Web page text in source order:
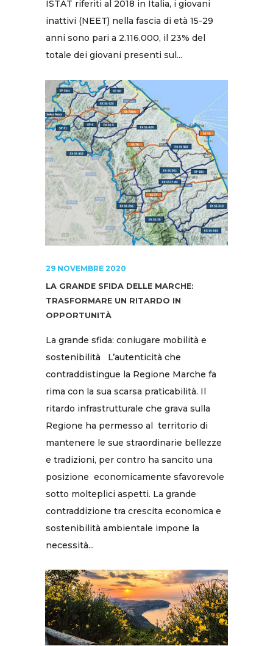
ISTAT riferiti al 2018 in Italia, i giovani
inattivi (NEET) nella fascia di età 15-29
anni sono pari a 2.116.000, il 23% del
totale dei giovani presenti sul...
29 NOVEMBRE 2020
LA GRANDE SFIDA DELLE MARCHE:
TRASFORMARE UN RITARDO IN
OPPORTUNITÀ
La grande sfida: coniugare mobilità e
sostenibilità L’autenticità che
contraddistingue la Regione Marche fa
rima con la sua scarsa praticabilità. Il
ritardo infrastrutturale che grava sulla
Regione ha permesso al territorio di
mantenere le sue straordinarie bellezze
e tradizioni, per contro ha sancito una
posizione economicamente sfavorevole
sotto molteplici aspetti. La grande
contraddizione tra crescita economica e
sostenibilità ambientale impone la
necessità...